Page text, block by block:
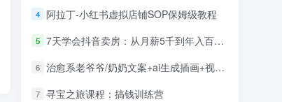
4 阿拉丁-小红书虚拟店铺SOP保姆级教程
5 7天学会抖音卖房：从月薪5千到年入百万，新时代房产经纪人必备技能
6 治愈系老爷爷/奶奶文案+ai生成插画+视频号广告分成项目
7 寻宝之旅课程：搞钱训练营